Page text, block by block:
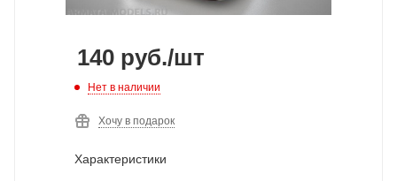
140 руб./шт
Нет в наличии
Хочу в подарок
Характеристики